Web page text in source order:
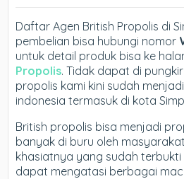
Daftar Agen British Propolis di
pembelian bisa hubungi nomor
untuk detail produk bisa ke
Propolis. Tidak dapat di
propolis kami kini sudah
indonesia termasuk di kota
British propolis bisa menjadi
banyak di buru oleh
khasiatnya yang sudah
dapat mengatasi berbagai